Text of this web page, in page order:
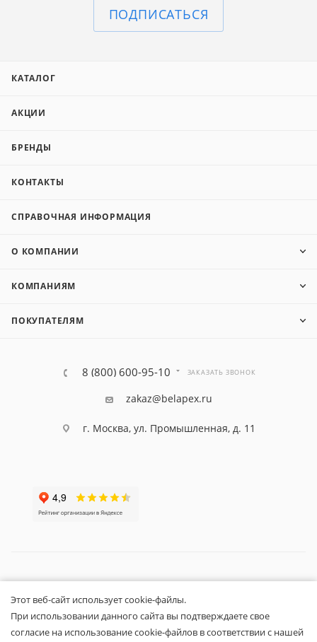
ПОДПИСАТЬСЯ
КАТАЛОГ
АКЦИИ
БРЕНДЫ
КОНТАКТЫ
СПРАВОЧНАЯ ИНФОРМАЦИЯ
О КОМПАНИИ
КОМПАНИЯМ
ПОКУПАТЕЛЯМ
8 (800) 600-95-10 ЗАКАЗАТЬ ЗВОНОК
zakaz@belapex.ru
г. Москва, ул. Промышленная, д. 11
9724044802
Обращаем ваше внимание, что вся представленная на сайте
информация носит исключительно информационный характер и не
Этот веб-сайт использует cookie-файлы.
При использовании данного сайта вы подтверждаете свое
согласие на использование cookie-файлов в соответствии с нашей